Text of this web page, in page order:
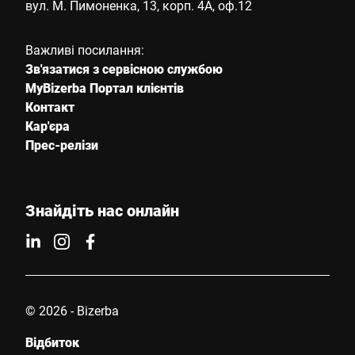
вул. М. Пимоненка, 13, корп. 4A, оф.12
Важливі посилання:
Зв'язатися з сервісною службою
MyBizerba Портал клієнтів
Контакт
Кар'єра
Прес-релізи
Знайдіть нас онлайн
© 2026 - Bizerba
Відбиток